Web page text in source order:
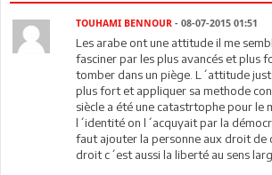
TOUHAMI BENNOUR - 08-07-2015 01:51
Les arabe ont une attitude il me
fasciner par les plus avancés et plus
tomber dans un piège. L´attitude
plus fort et appliquer sa methode
siècle a été une catastrtophe pour le
l´identité on l´acquyait par la
faut ajouter la personne aux droit de
droit c´est aussi la liberté au sens